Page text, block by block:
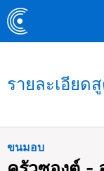
รายละเอียด
ขนมอบ